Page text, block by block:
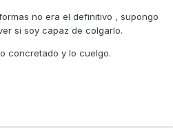
no era el definitivo , supongo
si soy capaz de colgarlo.
concretado y lo cuelgo.